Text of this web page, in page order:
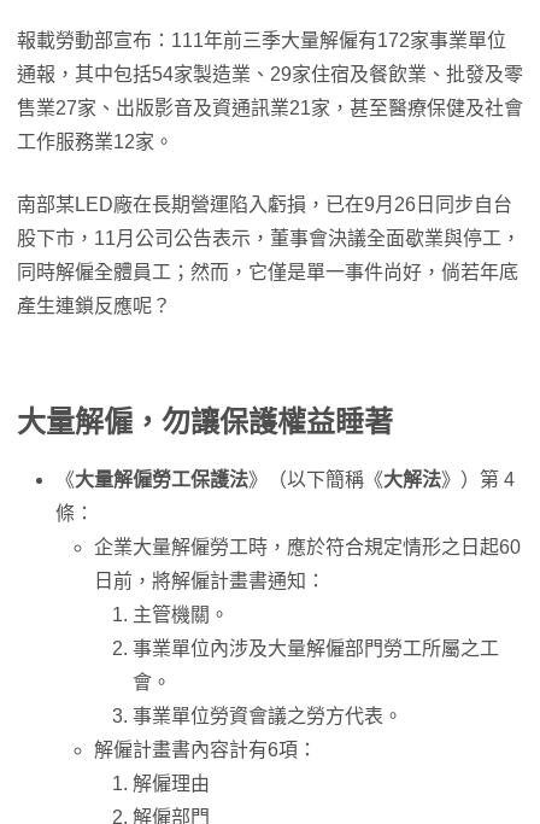
報載勞動部宣布：111年前三季大量解僱有172家事業單位
通報，其中包括54家製造業、29家住宿及餐飲業、批發及零
售業27家、出版影音及資通訊業21家，甚至醫療保健及社會
工作服務業12家。
南部某LED廠在長期營運陷入虧損，已在9月26日同步自台
股下市，11月公司公告表示，董事會決議全面歇業與停工，
同時解僱全體員工；然而，它僅是單一事件尚好，倘若年底
產生連鎖反應呢？
大量解僱，勿讓保護權益睡著
《大量解僱勞工保護法》（以下簡稱《大解法》）第 4
條：
企業大量解僱勞工時，應於符合規定情形之日起60
日前，將解僱計畫書通知：
主管機關。
事業單位內涉及大量解僱部門勞工所屬之工
會。
事業單位勞資會議之勞方代表。
解僱計畫書內容計有6項：
解僱理由
解僱部門